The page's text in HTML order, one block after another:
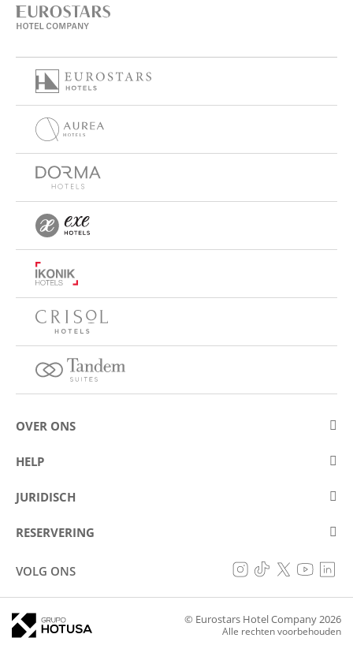
OVER ONS
Over Eurostars Hotel Company
Wedstrijden
Cookiebeleid
HELP
Contact opnemen
Voorkomen van fraude
Toegankelijkheidsverklaring
JURIDISCH
Juridische mededeling
Algemene voorwaarden
RESERVERING
VOLG ONS
© Eurostars Hotel Company 2026
Alle rechten voorbehouden